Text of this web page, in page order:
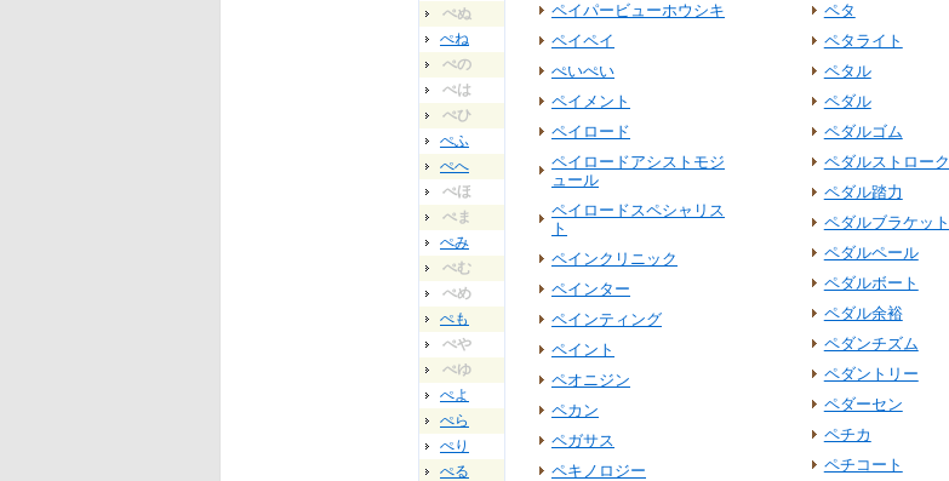
ぺぬ
ぺね
ぺの
ぺは
ぺひ
ぺふ
ぺへ
ぺほ
ぺま
ぺみ
ぺむ
ぺめ
ぺも
ぺや
ぺゆ
ぺよ
ぺら
ぺり
ぺる
ペイパービューホウシキ
ペイペイ
ぺいぺい
ペイメント
ペイロード
ペイロードアシストモジ
ュール
ペイロードスペシャリス
ト
ペインクリニック
ペインター
ペインティング
ペイント
ペオニジン
ペカン
ペガサス
ペキノロジー
ペタ
ペタライト
ペタル
ペダル
ペダルゴム
ペダルストローク
ペダル踏力
ペダルブラケット
ペダルペール
ペダルボート
ペダル余裕
ペダンチズム
ペダントリー
ペダーセン
ペチカ
ペチコート